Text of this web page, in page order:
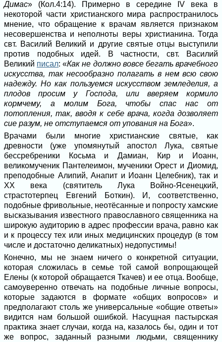
Димас» (Кол.4:14). Примерно в середине IV века в
некоторой части христианского мира распространилось
мнение, что обращение к врачам является признаком
несовершенства и неполноты веры христианина. Тогда
свт. Василий Великий и другие святые отцы выступили
против подобных идей. В частности, свт. Василий
Великий писал: «Как не должно вовсе бегать врачебного
искусства, так несообразно полагать в нем всю свою
надежду. Но как пользуемся искусством земледелия, а
плодов просим у Господа, или вверяем кормило
кормчему, а молим Бога, чтобы спас нас от
потопления, так, вводя к себе врача, когда дозволяет
сие разум, не отступаемся от упования на Бога».
Врачами были многие христианские святые, как
древности (уже упомянутый апостол Лука, святые
бессребреники Косьма и Дамиан, Кир и Иоанн,
великомученик Пантелеимон, мученики Орест и Диомид,
преподобные Алипий, Анапит и Иоанн Целебник), так и
XX века (святитель Лука Войно-Ясенецкий,
страстотерпец Евгений Боткин). И, соответственно,
подобные фривольные, неотёсанные и попросту хамские
высказывания известного православного священника на
широкую аудиторию в адрес профессии врача, равно как
и к процессу тех или иных медицинских процедур (в том
числе и достаточно деликатных) недопустимы!
Конечно, мы не знаем ничего о конкретной ситуации,
которая сложилась в семье той самой вопрощающей
Елены (к которой обращается Ткачев) и ее отца. Вообще,
самоуверенно отвечать на подобные личные вопросы,
которые задаются в формате «общих вопросов» и
предполагают столь же универсальные «общие ответы»
видится нам большой ошибкой. Насущная пастырская
практика знает случаи, когда на, казалось бы, один и тот
же вопрос, заданный разными людьми, священнику